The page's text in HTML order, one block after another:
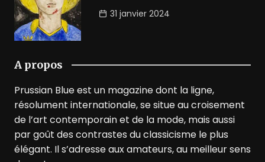
31 janvier 2024
A propos
Prussian Blue est un magazine dont la ligne,
résolument internationale, se situe au croisement
de l’art contemporain et de la mode, mais aussi
par goût des contrastes du classicisme le plus
élégant. Il s’adresse aux amateurs, au meilleur sens